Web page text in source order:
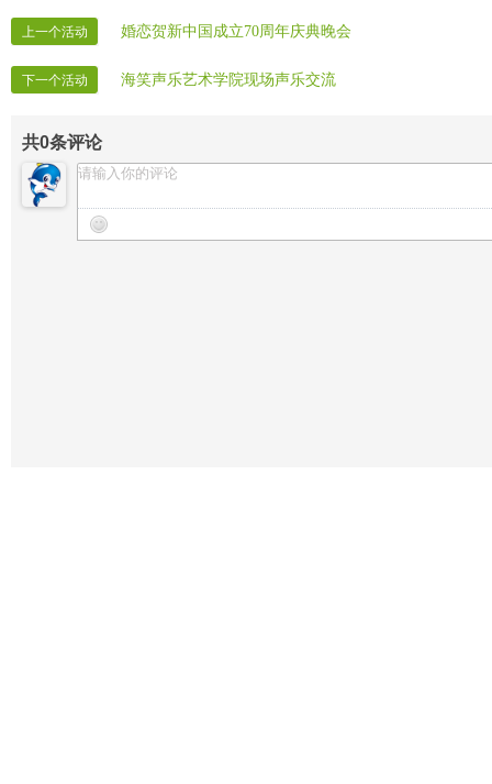
上一个活动 婚恋贺新中国成立70周年庆典晚会
下一个活动 海笑声乐艺术学院现场声乐交流
共0条评论